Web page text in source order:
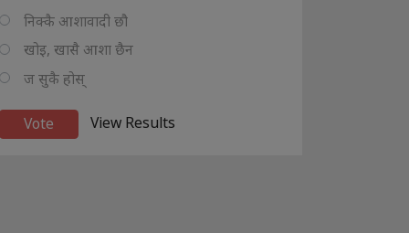
निक्कै आशावादी छौ
खोइ, खासै आशा छैन
ज सुकै होस्
View Results